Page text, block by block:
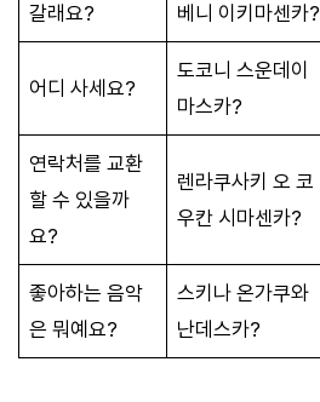
갈래요?
베니 이키마센카?
어디 사세요?
도코니 스운데이
마스카?
연락처를 교환
할 수 있을까
요?
렌라쿠사키 오 코
우칸 시마센카?
좋아하는 음악
은 뭐예요?
스키나 온가쿠와
난데스카?